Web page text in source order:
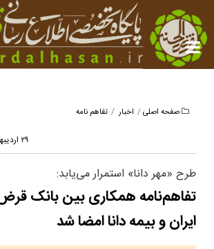
صفحه اصلی اخبار تفاهم نامه
۲۹ اردیبهشت ۱۴۰۳ - ۰۸:۴۷
طرح «مهر دانا» استمرار می‌یابد:
تفاهم‌نامه همکاری بین بانک
ایران و بیمه دانا امضا شد